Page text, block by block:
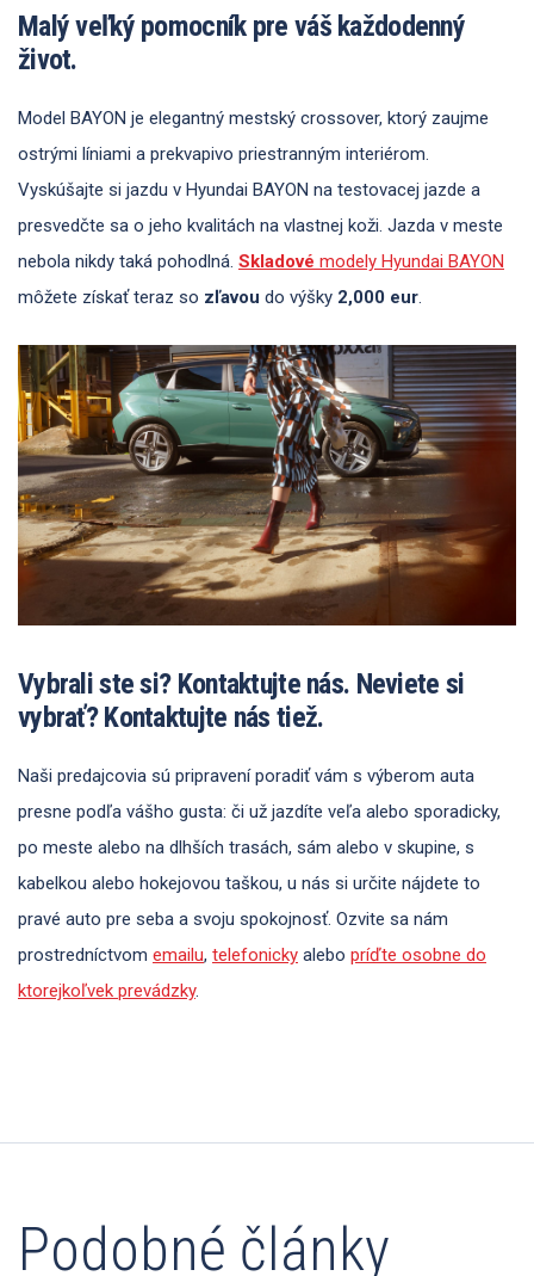
Malý veľký pomocník pre váš každodenný
život.
Model BAYON je elegantný mestský crossover, ktorý zaujme
ostrými líniami a prekvapivo priestranným interiérom.
Vyskúšajte si jazdu v Hyundai BAYON na testovacej jazde a
presvedčte sa o jeho kvalitách na vlastnej koži. Jazda v meste
nebola nikdy taká pohodlná. Skladové modely Hyundai BAYON
môžete získať teraz so zľavou do výšky 2,000 eur
Vybrali ste si? Kontaktujte nás. Neviete si
vybrať? Kontaktujte nás tiež.
Naši predajcovia sú pripravení poradiť vám s výberom auta
presne podľa vášho gusta: či už jazdíte veľa alebo sporadicky,
po meste alebo na dlhších trasách, sám alebo v skupine, s
kabelkou alebo hokejovou taškou, u nás si určite nájdete to
pravé auto pre seba a svoju spokojnosť. Ozvite sa nám
prostredníctvom emailu, telefonicky alebo príďte osobne do
ktorejkoľvek prevádzky.
Podobné články